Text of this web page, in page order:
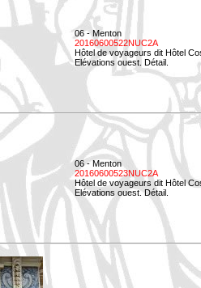
06 - Menton
20160600522NUC2A
Hôtel de voyageurs dit Hôtel
Elévations ouest. Détail.
06 - Menton
20160600523NUC2A
Hôtel de voyageurs dit Hôtel
Elévations ouest. Détail.